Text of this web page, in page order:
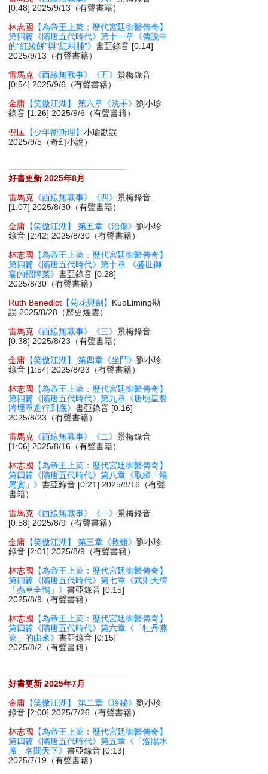
[0:48] 2025/9/13（有聲書籍）
林志國
【為帝王上菜：歷代宮廷御醫傳奇】
第四篇《隋唐五代時代》第十一章《傳說中
的“紅綾餅”與“紅虯脯”》書亞錄音 [0:14]
2025/9/13（有聲書籍）
雷馬克 《西線無戰事》《五》景梅錄音
[0:54] 2025/9/6（有聲書籍）
金庸 【笑傲江湖】 第六章《洗手》劉小珍
錄音 [1:26] 2025/9/6（有聲書籍）
倪匡 【少年衛斯理】小瑜勘誤
2025/9/5（奇幻小說）
好書更新 2025年8月
雷馬克 《西線無戰事》《四》景梅錄音
[1:07] 2025/8/30（有聲書籍）
金庸 【笑傲江湖】 第五章《治傷》劉小珍
錄音 [2:42] 2025/8/30（有聲書籍）
林志國
【為帝王上菜：歷代宮廷御醫傳奇】
第四篇《隋唐五代時代》第十章 《盛世御
宴的招牌菜》書亞錄音 [0:28]
2025/8/30（有聲書籍）
Ruth Benedict 【菊花與劍】 KuoLiming勘
誤 2025/8/28（歷史煙雲）
雷馬克 《西線無戰事》《三》景梅錄音
[0:38] 2025/8/23（有聲書籍）
金庸 【笑傲江湖】 第四章《坐鬥》劉小珍
錄音 [1:54] 2025/8/23（有聲書籍）
林志國
【為帝王上菜：歷代宮廷御醫傳奇】
第四篇《隋唐五代時代》第九章《唐明皇誓
將埋單進行到底》書亞錄音 [0:16]
2025/8/23（有聲書籍）
雷馬克 《西線無戰事》《二》景梅錄音
[1:06] 2025/8/16（有聲書籍）
林志國
【為帝王上菜：歷代宮廷御醫傳奇】
第四篇《隋唐五代時代》第八章《取締「燒
尾宴」》書亞錄音 [0:21] 2025/8/16（有聲
書籍）
雷馬克 《西線無戰事》《一》景梅錄音
[0:58] 2025/8/9（有聲書籍）
金庸 【笑傲江湖】 第三章《救難》劉小珍
錄音 [2:01] 2025/8/9（有聲書籍）
林志國
【為帝王上菜：歷代宮廷御醫傳奇】
第四篇《隋唐五代時代》第七章《武則天牌
「蟲草全鴨」》書亞錄音 [0:15]
2025/8/9（有聲書籍）
林志國
【為帝王上菜：歷代宮廷御醫傳奇】
第四篇《隋唐五代時代》第六章《「牡丹燕
菜」的由來》書亞錄音 [0:15]
2025/8/2（有聲書籍）
好書更新 2025年7月
金庸 【笑傲江湖】 第二章《聆秘》劉小珍
錄音 [2:00] 2025/7/26（有聲書籍）
林志國
【為帝王上菜：歷代宮廷御醫傳奇】
第四篇《隋唐五代時代》第五章《「洛陽水
席」名聞天下》書亞錄音 [0:13]
2025/7/19（有聲書籍）